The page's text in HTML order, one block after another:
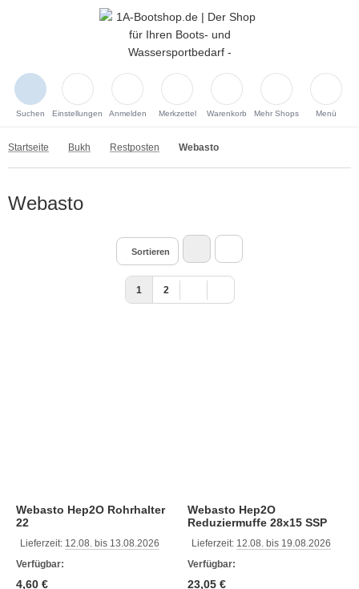
Suchen Einstellungen Anmelden Merkzettel Warenkorb Mehr Shops Menü
Startseite Bukh Restposten Webasto
Webasto
Sortieren
1 2
Webasto Hep2O Rohrhalter
22
Lieferzeit: 12.08. bis 13.08.2026
Verfügbar:
4,60 €
Webasto Hep2O
Reduziermuffe 28x15 SSP
Lieferzeit: 12.08. bis 19.08.2026
Verfügbar:
23,05 €